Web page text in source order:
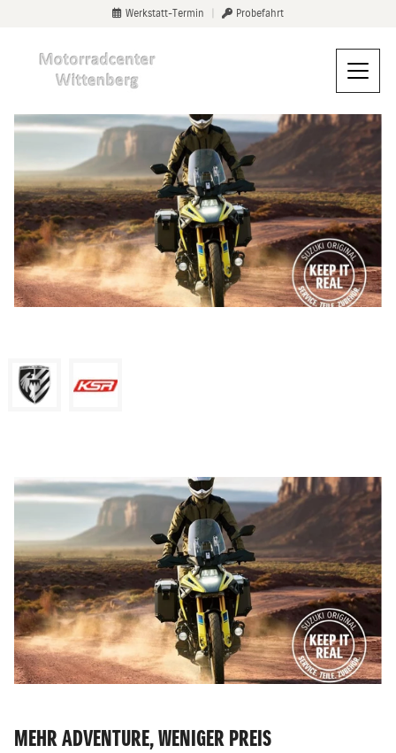
Werkstatt-Termin Probefahrt
MEHR ADVENTURE, WENIGER PREIS